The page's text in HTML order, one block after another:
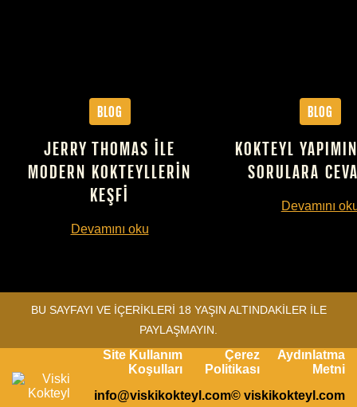
Blog
JERRY THOMAS ILE
MODERN KOKTEYLLERIN
KEŞFI
Devamını oku
Blog
KOKTEYL
SORULARA
Devamını
BU SAYFAYI VE İÇERİKLERİ 18 YAŞIN ALTINDAKİLER İLE
PAYLAŞMAYIN.
Site Kullanım
Koşulları
Çerez
Politikası
Aydınlatma
Metni
info@viskikokteyl.com© viskikokteyl.com